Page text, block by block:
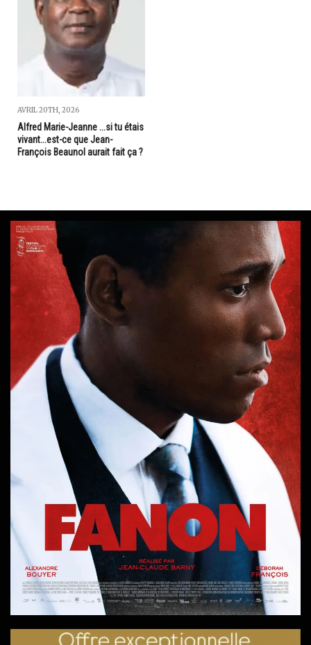
AVRIL 20TH, 2026
Alfred Marie-Jeanne ...si tu étais
vivant...est-ce que Jean-
François Beaunol aurait fait ça ?